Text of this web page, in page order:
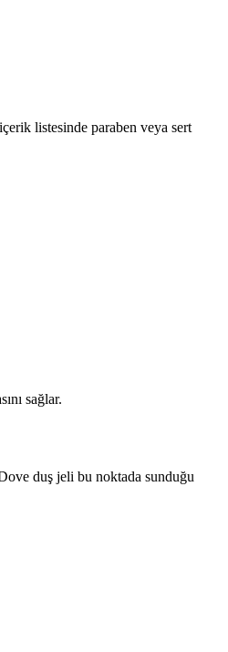
listesinde paraben veya sert
sağlar.
duş jeli bu noktada sunduğu